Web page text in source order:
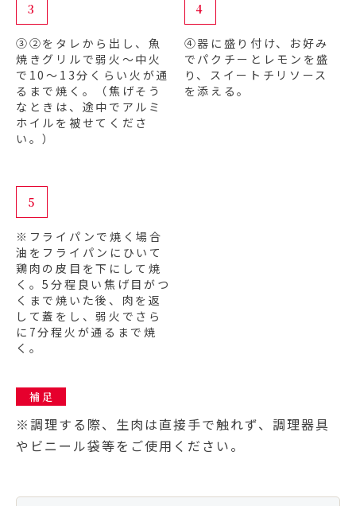
3
③②をタレから出し、魚
焼きグリルで弱火～中火
で10～13分くらい火が通
るまで焼く。（焦げそう
なときは、途中でアルミ
ホイルを被せてくださ
い。）
4
④器に盛り付け、お好み
でパクチーとレモンを盛
り、スイートチリソース
を添える。
5
※フライパンで焼く場合
油をフライパンにひいて
鶏肉の皮目を下にして焼
く。5分程良い焦げ目がつ
くまで焼いた後、肉を返
して蓋をし、弱火でさら
に7分程火が通るまで焼
く。
補 足
※調理する際、生肉は直接手で触れず、調理器具
やビニール袋等をご使用ください。